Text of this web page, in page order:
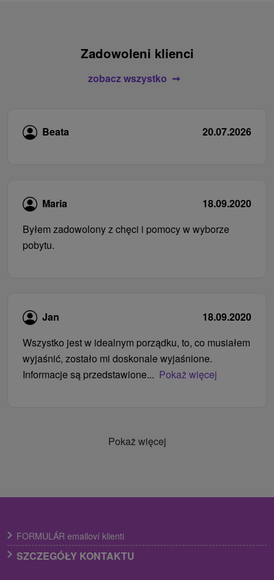
Zadowoleni klienci
zobacz wszystko
Beata 20.07.2026
Maria
18.09.2020
Byłem zadowolony z chęci i pomocy w wyborze
pobytu.
Jan
18.09.2020
Wszystko jest w idealnym porządku, to, co musiałem
wyjaśnić, zostało mi doskonale wyjaśnione.
Informacje są przedstawione... Pokaż więcej
Pokaż więcej
FORMULÁR emailoví klienti
SZCZEGÓŁY KONTAKTU